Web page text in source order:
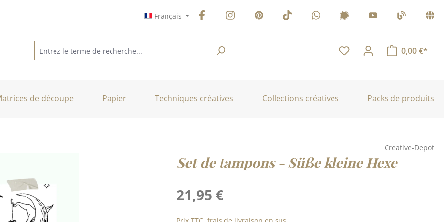
Français
0,00 €*
de découpe Papier Techniques créatives Collections créatives Packs de produits
Creative-Depot
Set de tampons - Süße kleine Hexe
Prix régulier :
21,95 €